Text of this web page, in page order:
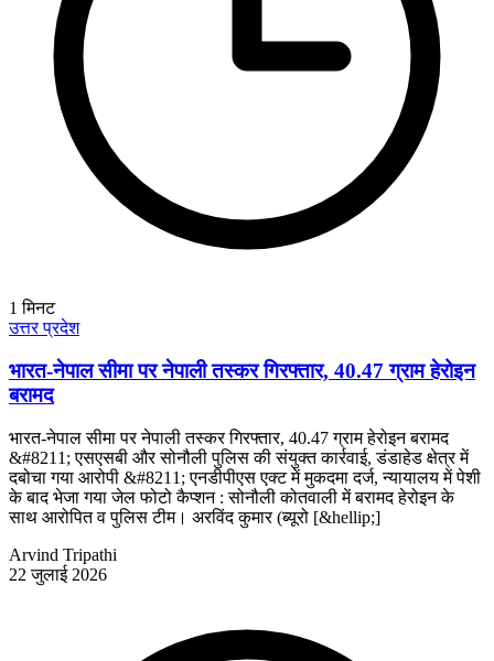
1 मिनट
उत्तर प्रदेश
भारत-नेपाल सीमा पर नेपाली तस्कर गिरफ्तार, 40.47 ग्राम हेरोइन
बरामद
भारत-नेपाल सीमा पर नेपाली तस्कर गिरफ्तार, 40.47 ग्राम हेरोइन बरामद
&#8211; एसएसबी और सोनौली पुलिस की संयुक्त कार्रवाई, डंडाहेड क्षेत्र में
दबोचा गया आरोपी &#8211; एनडीपीएस एक्ट में मुकदमा दर्ज, न्यायालय में पेशी
के बाद भेजा गया जेल फोटो कैप्शन : सोनौली कोतवाली में बरामद हेरोइन के
साथ आरोपित व पुलिस टीम। अरविंद कुमार (ब्यूरो [&hellip;]
Arvind Tripathi
22 जुलाई 2026